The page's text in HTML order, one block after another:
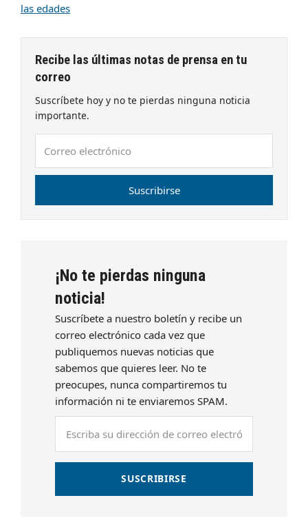
las edades
Recibe las últimas notas de prensa en tu
correo
Suscríbete hoy y no te pierdas ninguna noticia
importante.
electrónico
Suscribirse
¡No te pierdas ninguna
noticia!
Suscríbete a nuestro boletín y recibe un
correo electrónico cada vez que
publiquemos nuevas noticias que
sabemos que quieres leer. No te
preocupes, nunca compartiremos tu
información ni te enviaremos SPAM.
SUSCRIBIRSE